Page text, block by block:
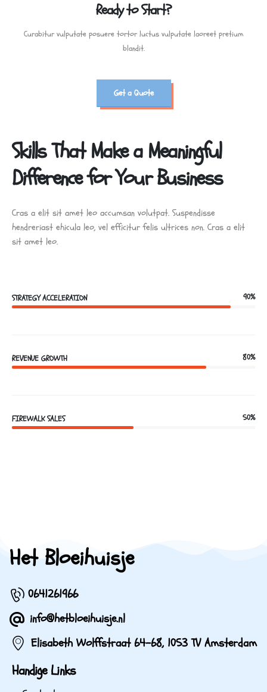
Ready to Start?
Curabitur vulputate posuere tortor luctus vulputate laoreet pretium
blandit.
Get a Quote
Skills That Make a Meaningful
Difference for Your Business
Cras a elit sit amet leo accumsan volutpat. Suspendisse
hendreriast ehicula leo, vel efficitur felis ultrices non. Cras a elit
sit amet leo.
STRATEGY ACCELERATION 90%
REVENUE GROWTH 80%
FIREWALK SALES 50%
Het Bloeihuisje
0641261966
info@hetbloeihuisje.nl
Elisabeth Wolffstraat 64-68, 1053 TV Amsterdam
Handige Links